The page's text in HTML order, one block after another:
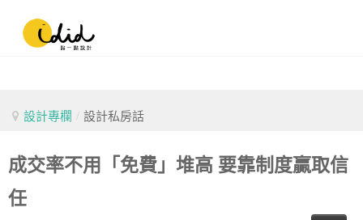
設計專欄 / 設計私房話
成交率不用「免費」堆高 要靠制度贏取信
任